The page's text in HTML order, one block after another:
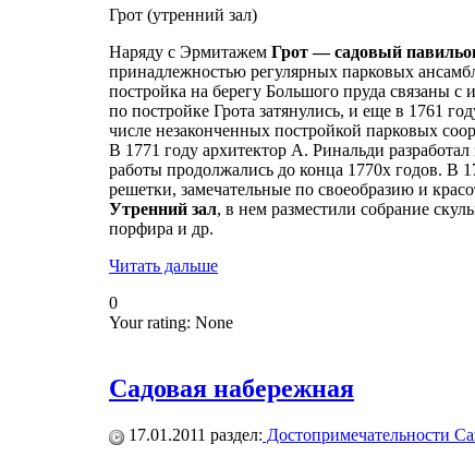
Грот (утренний зал)
Наряду с Эрмитажем Грот — садовый
принадлежностью регулярных парковых
постройка на берегу Большого пруда связаны
по постройке Грота затянулись, и еще в 1761
числе незаконченных постройкой парковых
В 1771 году архитектор А. Ринальди
работы продолжались до конца 1770х годов. В
решетки, замечательные по своеобразию и
Утренний зал, в нем разместили собрание
порфира и др.
Читать дальше
0
Your rating: None
Садовая набережная
17.01.2011 раздел: Достопримечательности